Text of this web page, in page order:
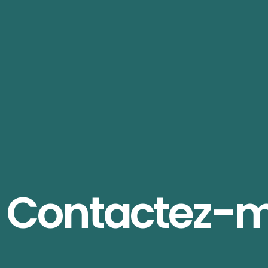
Contactez-